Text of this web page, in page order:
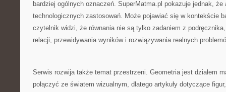
bardziej ogólnych oznaczeń. SuperMatma.pl pokazuje jednak, że
technologicznych zastosowań. Może pojawiać się w kontekście
czytelnik widzi, że równania nie są tylko zadaniem z
relacji, przewidywania wyników i rozwiązywania realnych
Serwis rozwija także temat przestrzeni. Geometria jest działem
połączyć ze światem wizualnym, dlatego artykuły dotyczące